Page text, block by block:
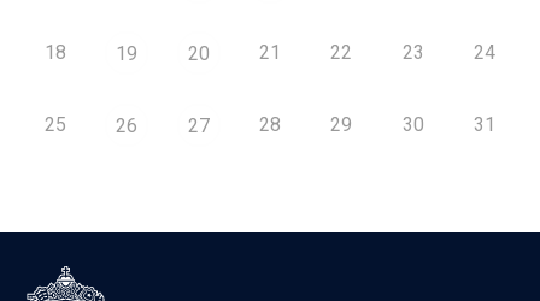
18 19 20 21 22 23 24
25 26 27 28 29 30 31